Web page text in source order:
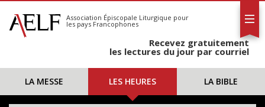
S'abonner
Calendrier
Association Épiscopale Liturgique pour
les pays Francophones
Recevez gratuitement
les lectures du jour par courriel
LA MESSE LES HEURES LA BIBLE